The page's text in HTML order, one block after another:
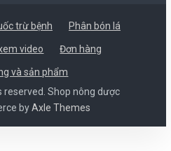
trừ bệnh Phân bón lá
video Đơn hàng
và sản phẩm
Shop nông dược
byAxle Themes